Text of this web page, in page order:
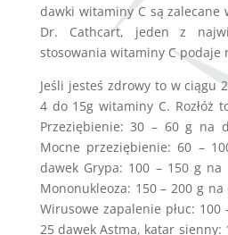
dawki witaminy C są zalecane
Dr. Cathcart, jeden z
stosowania witaminy C podaje
Jeśli jesteś zdrowy to w ciągu
4 do 15g witaminy C. Rozłóż
Przeziębienie: 30 – 60 g na
Mocne przeziębienie: 60 –
dawek Grypa: 100 – 150 g
Mononukleoza: 150 – 200 g
Wirusowe zapalenie płuc:
25 dawek Astma, katar